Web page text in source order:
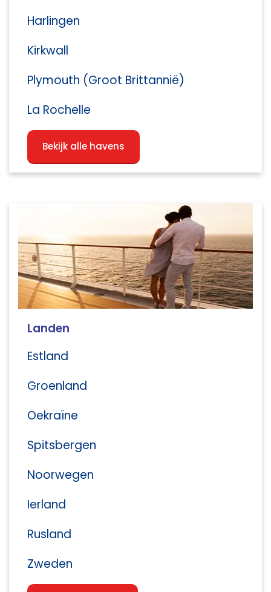
Harlingen
Kirkwall
Plymouth (Groot Brittannië)
La Rochelle
Bekijk alle havens
Landen
Estland
Groenland
Oekraïne
Spitsbergen
Noorwegen
Ierland
Rusland
Zweden